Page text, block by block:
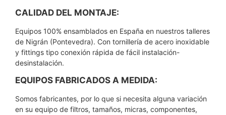
CALIDAD DEL MONTAJE:
Equipos 100% ensamblados en España en nuestros talleres
de Nigrán (Pontevedra). Con tornillería de acero inoxidable
y fittings tipo conexión rápida de fácil instalación-
desinstalación.
EQUIPOS FABRICADOS A MEDIDA:
Somos fabricantes, por lo que si necesita alguna variación
en su equipo de filtros, tamaños, micras, componentes,